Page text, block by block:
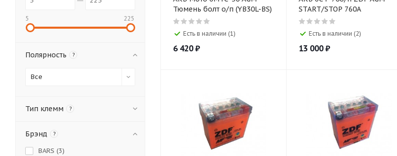
Тюмень болт о/п (YB30L-BS)
Есть в наличии (1)
6 420₽
START/STOP 760A
Есть в наличии (2)
13 000₽
5 225
Полярность ?
Все
Тип клемм ?
Брэнд ?
BARS (3)